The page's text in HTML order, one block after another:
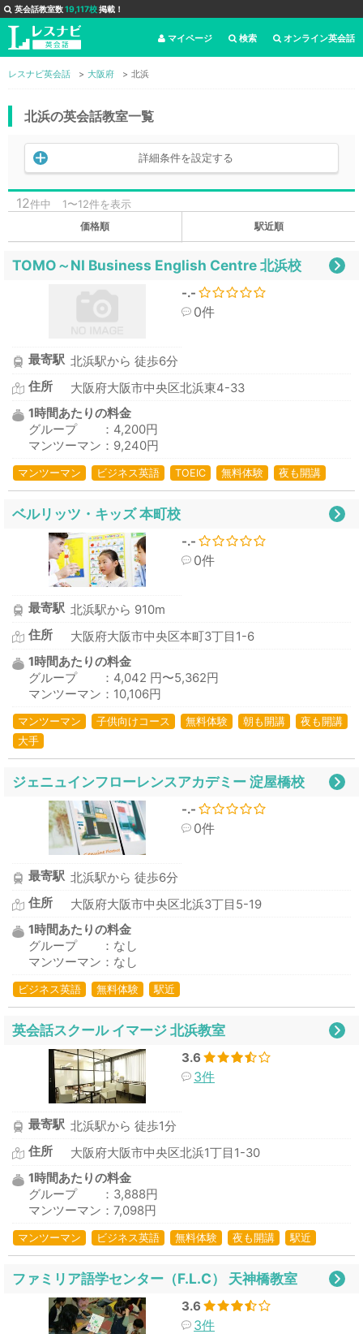
英会話教室数19,117校掲載！
オンライン英会話
検索
マイページ
レスナビ英会話 大阪府 北浜
北浜の英会話教室一覧
詳細条件を設定する
12件中 1〜12件を表示
価格順 駅近順
TOMO～NI Business English Centre 北浜校
-.-
0件
最寄駅 北浜駅から 徒歩6分
住所
大阪府大阪市中央区北浜東4-33
1時間あたりの料金
グループ ：4,200円
マンツーマン：9,240円
マンツーマン ビジネス英語 TOEIC 無料体験 夜も開講
ベルリッツ・キッズ 本町校
-.-
0件
最寄駅 北浜駅から 910m
住所
大阪府大阪市中央区本町3丁目1-6
1時間あたりの料金
グループ ：4,042 円〜5,362円
マンツーマン：10,106円
マンツーマン 子供向けコース 無料体験 朝も開講
夜も開講
大手
ジェニュインフローレンスアカデミー 淀屋橋校
-.-
0件
最寄駅 北浜駅から 徒歩6分
住所
大阪府大阪市中央区北浜3丁目5-19
1時間あたりの料金
グループ ：なし
マンツーマン：なし
ビジネス英語 無料体験 駅近
英会話スクール イマージ 北浜教室
3.6
3件
最寄駅 北浜駅から 徒歩1分
住所
大阪府大阪市中央区北浜1丁目1-30
1時間あたりの料金
グループ ：3,888円
マンツーマン：7,098円
マンツーマン ビジネス英語 無料体験 夜も開講 駅近
ファミリア語学センター（F.L.C） 天神橋教室
3.6
3件